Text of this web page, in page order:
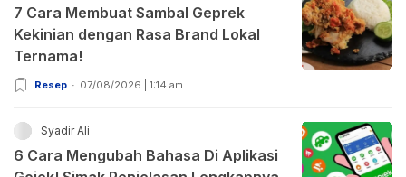
7 Cara Membuat Sambal Geprek
Kekinian dengan Rasa Brand Lokal
Ternama!
Resep 07/08/2026 | 1:14 am
Syadir Ali
6 Cara Mengubah Bahasa Di Aplikasi